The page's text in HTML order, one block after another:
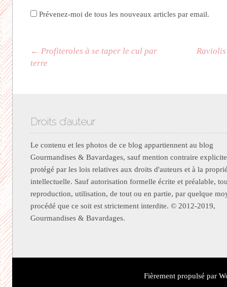
Prévenez-moi de tous les nouveaux articles par email.
Navigation des articles
← Profiteroles à se taper le cul par
terre
Droits d’auteur
Le contenu et les photos de ce blog appartiennent au blog
Gourmandises & Bavardages, sauf mention contraire
protégé par les lois relatives aux droits d'auteurs et à la
intellectuelle. Sauf autorisation formelle écrite et préalable,
reproduction, utilisation, de tout ou en partie, par quelque
procédé que ce soit est strictement interdite. © 2012-2019,
Gourmandises & Bavardages.
Fièrement propulsé par